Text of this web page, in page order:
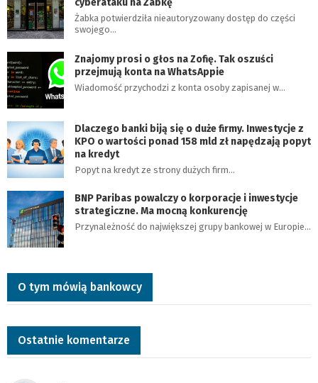
cyberataku na Żabkę
Żabka potwierdziła nieautoryzowany dostęp do części
swojego…
Znajomy prosi o głos na Zofię. Tak oszuści
przejmują konta na WhatsAppie
Wiadomość przychodzi z konta osoby zapisanej w…
Dlaczego banki biją się o duże firmy. Inwestycje z
KPO o wartości ponad 158 mld zł napędzają popyt
na kredyt
Popyt na kredyt ze strony dużych firm…
BNP Paribas powalczy o korporacje i inwestycje
strategiczne. Ma mocną konkurencję
Przynależność do największej grupy bankowej w Europie…
O tym mówią bankowcy
Ostatnie komentarze